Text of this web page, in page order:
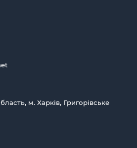
м. Харків, Григорівське